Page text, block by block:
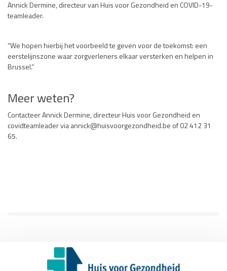
Annick Dermine, directeur van Huis voor Gezondheid en COVID-19-
teamleader.
“We hopen hierbij het voorbeeld te geven voor de toekomst: een
eerstelijnszone waar zorgverleners elkaar versterken en helpen in
Brussel.”
Meer weten?
Contacteer Annick Dermine, directeur Huis voor Gezondheid en
covidteamleader via annick@huisvoorgezondheid.be of 02 412 31
65.